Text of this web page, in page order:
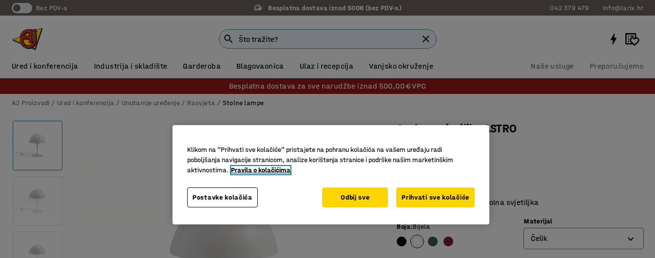
Bez PDV-a Besplatna dostava iznad 500€ (bez PDV-a) 042 379 479 info@larix.hr
Ured i konferencija Industrija i skladište Garderoba Blagovaonica Ulaz i recepcija Vanjsko okruženje Naše usluge Preporučujemo
Besplatna dostava za sve narudžbe iznad 500,00 € VPC
AJ Proizvodi Ured i konferencija Unutarnje uređenje Rasvjeta Stolne lampe
Stolna svjetiljka ASTRO
Bijela
Br. artikla:383133
Za različita okruženja
Dostupna kao podna i stolna svjetiljka
Boja:Bijela
Materijal
Čelik
Klikom na “Prihvati sve kolačiće” pristajete na pohranu kolačića na vašem uređaju radi
poboljšanja navigacije stranicom, analize korištenja stranice i podrške našim marketinškim
aktivnostima. Pravila o kolačićima
Postavke kolačića Odbij sve Prihvati sve kolačiće